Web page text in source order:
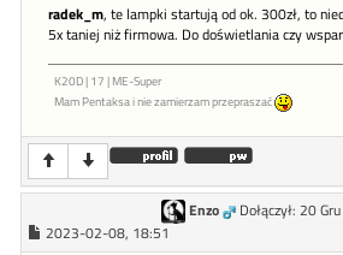
radek_m, te lampki startują od ok. 300zł, to
5x taniej niż firmowa. Do doświetlania czy
K20D | 17 | ME-Super
Mam Pentaksa i nie zamierzam przepraszać
Enzo
Dołączył: 20
2023-02-08, 18:51